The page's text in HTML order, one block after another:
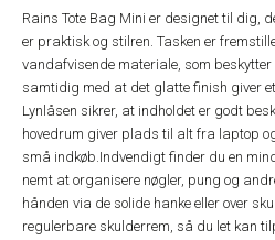
Rains Tote Bag Mini er designet til dig,
er praktisk og stilren. Tasken er
vandafvisende materiale, som
samtidig med at det glatte finish giver
Lynlåsen sikrer, at indholdet er godt
hovedrum giver plads til alt fra laptop
små indkøb.Indvendigt finder du en
nemt at organisere nøgler, pung og
hånden via de solide hanke eller over
regulerbare skulderrem, så du let kan